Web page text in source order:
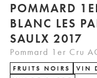
POMMARD
BLANC LES
SAULX 2017
Pommard 1er Cru
FRUITS NOIRS
VIN